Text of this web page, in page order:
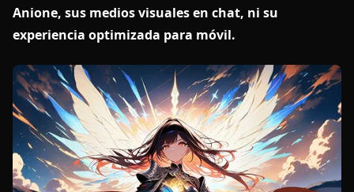
Anione, sus medios visuales en chat, ni su
experiencia optimizada para móvil.